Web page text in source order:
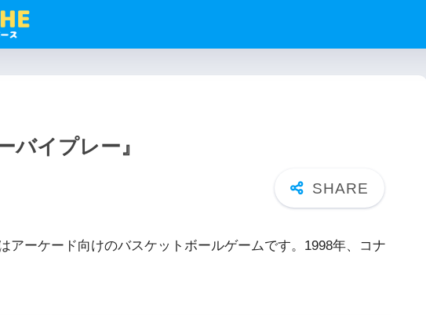
バイプレー』
アーケード向けのバスケットボールゲームです。1998年、コナ